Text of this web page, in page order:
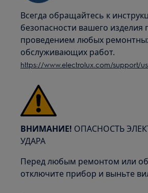
Всегда обращайтесь к
безопасности вашего изделия
проведением любых
обслуживающих работ.
https://www.electrolux.com/support/
ВНИМАНИЕ! ОПАСНОСТЬ
УДАРА
Перед любым ремонтом или
отключите прибор и выньте